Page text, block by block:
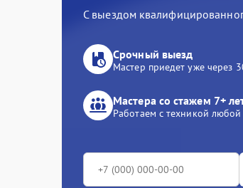
С выездом
Срочный выезд
Мастер приедет уже через
Мастера со стажем 7+
Работаем с техникой любой